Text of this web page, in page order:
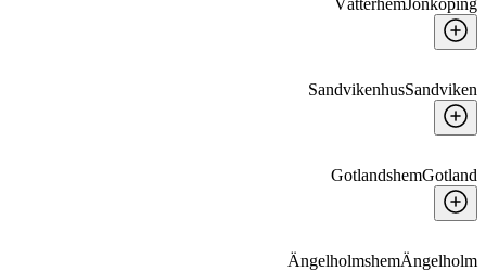
SandvikenhusSandviken
GotlandshemGotland
ÄngelholmshemÄngelholm